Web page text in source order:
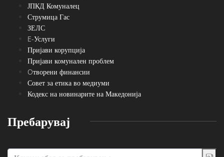
ЈПКД Комуналец
Струмица Гас
ЗЕЛС
E-Услуги
Пријави корупција
Пријави комунален проблем
Oтворени финансии
Совет за етика во медиуми
Кодекс на новинарите на Македонија
Пребарувај